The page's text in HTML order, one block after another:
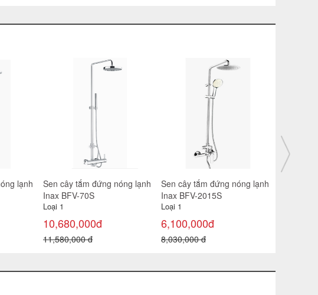
lạnh
Sen tắm âm tường nóng lạnh
Inax BFV-71SEW
Loại 1
8,150,000đ
10,710,000 đ
Sen tắm âm tường nóng lạnh
Inax BFV-71SEC
Loại 1
13,250,000đ
15,710,000 đ